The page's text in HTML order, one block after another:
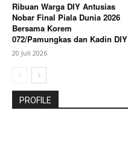
Ribuan Warga DIY Antusias
Nobar Final Piala Dunia 2026
Bersama Korem
072/Pamungkas dan Kadin DIY
20 Juli 2026
PROFILE